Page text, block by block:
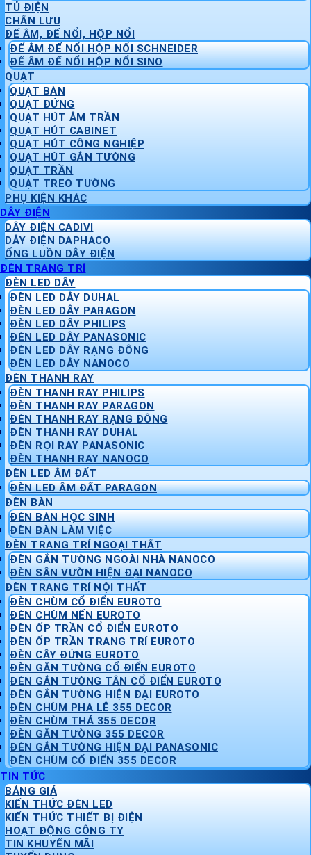
TỦ ĐIỆN
CHẤN LƯU
ĐẾ ÂM, ĐẾ NỔI, HỘP NỔI
ĐẾ ÂM ĐẾ NỔI HỘP NỔI SCHNEIDER
ĐẾ ÂM ĐẾ NỔI HỘP NỔI SINO
QUẠT
QUẠT BÀN
QUẠT ĐỨNG
QUẠT HÚT ÂM TRẦN
QUẠT HÚT CABINET
QUẠT HÚT CÔNG NGHIỆP
QUẠT HÚT GẮN TƯỜNG
QUẠT TRẦN
QUẠT TREO TƯỜNG
PHỤ KIỆN KHÁC
DÂY ĐIỆN
DÂY ĐIỆN CADIVI
DÂY ĐIỆN DAPHACO
ỐNG LUỒN DÂY ĐIỆN
ĐÈN TRANG TRÍ
ĐÈN LED DÂY
ĐÈN LED DÂY DUHAL
ĐÈN LED DÂY PARAGON
ĐÈN LED DÂY PHILIPS
ĐÈN LED DÂY PANASONIC
ĐÈN LED DÂY RẠNG ĐÔNG
ĐÈN LED DÂY NANOCO
ĐÈN THANH RAY
ĐÈN THANH RAY PHILIPS
ĐÈN THANH RAY PARAGON
ĐÈN THANH RAY RẠNG ĐÔNG
ĐÈN THANH RAY DUHAL
ĐÈN RỌI RAY PANASONIC
ĐÈN THANH RAY NANOCO
ĐÈN LED ÂM ĐẤT
ĐÈN LED ÂM ĐẤT PARAGON
ĐÈN BÀN
ĐÈN BÀN HỌC SINH
ĐÈN BÀN LÀM VIỆC
ĐÈN TRANG TRÍ NGOẠI THẤT
ĐÈN GẮN TƯỜNG NGOÀI NHÀ NANOCO
ĐÈN SÂN VƯỜN HIỆN ĐẠI NANOCO
ĐÈN TRANG TRÍ NỘI THẤT
ĐÈN CHÙM CỔ ĐIỂN EUROTO
ĐÈN CHÙM NẾN EUROTO
ĐÈN ỐP TRẦN CỔ ĐIỂN EUROTO
ĐÈN ỐP TRẦN TRANG TRÍ EUROTO
ĐÈN CÂY ĐỨNG EUROTO
ĐÈN GẮN TƯỜNG CỔ ĐIỂN EUROTO
ĐÈN GẮN TƯỜNG TÂN CỔ ĐIỂN EUROTO
ĐÈN GẮN TƯỜNG HIỆN ĐẠI EUROTO
ĐÈN CHÙM PHA LÊ 355 DECOR
ĐÈN CHÙM THẢ 355 DECOR
ĐÈN GẮN TƯỜNG 355 DECOR
ĐÈN GẮN TƯỜNG HIỆN ĐẠI PANASONIC
ĐÈN CHÙM CỔ ĐIỂN 355 DECOR
TIN TỨC
BẢNG GIÁ
KIẾN THỨC ĐÈN LED
KIẾN THỨC THIẾT BỊ ĐIỆN
HOẠT ĐỘNG CÔNG TY
TIN KHUYẾN MÃI